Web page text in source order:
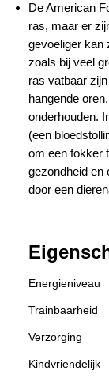
De American
ras, maar er
gevoeliger kan
zoals bij veel
ras vatbaar
hangende
onderhouden.
(een
om een fokker
gezondheid en
door een
Energieniveau
Trainbaarheid
Verzorging
Kindvriendelijk